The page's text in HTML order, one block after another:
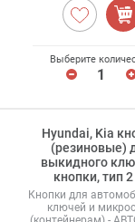
Выберите
Hyundai, Kia
(резиновые)
выкидного
кнопки, тип
Кнопки для
ключей и